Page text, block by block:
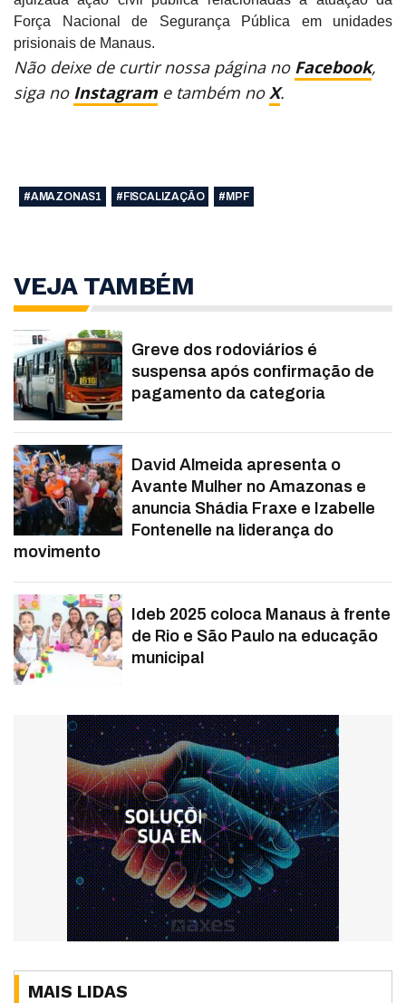
Força Nacional de Segurança Pública em unidades
prisionais de Manaus.
Não deixe de curtir nossa página no Facebook,
siga no Instagram e também noX.
#AMAZONAS1 #FISCALIZAÇÃO #MPF
VEJA TAMBÉM
Greve dos rodoviários é
suspensa após confirmação de
pagamento da categoria
David Almeida apresenta o
Avante Mulher no Amazonas e
anuncia Shádia Fraxe e Izabelle
Fontenelle na liderança do
movimento
Ideb 2025 coloca Manaus à frente
de Rio e São Paulo na educação
municipal
MAIS LIDAS